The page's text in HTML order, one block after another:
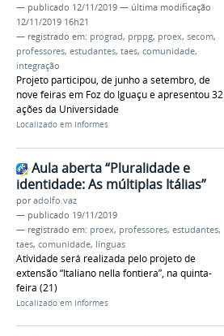
— publicado 12/11/2019 — última modificação
12/11/2019 16h21
— registrado em: prograd, prppg, proex, secom,
professores, estudantes, taes, comunidade,
integração
Projeto participou, de junho a setembro, de
nove feiras em Foz do Iguaçu e apresentou 32
ações da Universidade
Localizado em Informes
Aula aberta “Pluralidade e
identidade: As múltiplas Itálias”
poradolfo.vaz
— publicado 19/11/2019
— registrado em: proex, professores, estudantes,
taes, comunidade, línguas
Atividade será realizada pelo projeto de
extensão “Italiano nella fontiera”, na quinta-
feira (21)
Localizado em Informes